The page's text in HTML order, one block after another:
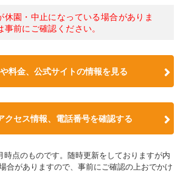
園・中止になっている場合がありま
前にご確認ください。
料金、公式サイトの情報を見る
クセス情報、電話番号を確認する
点のものです。随時更新をしておりますが内
合がありますので、事前にご確認の上おでかけ